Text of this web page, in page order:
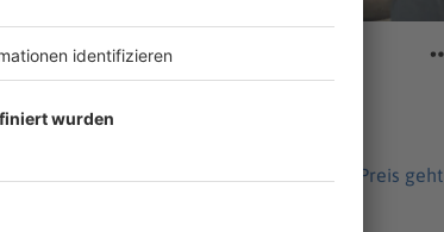
Wiedenhofer erhält
Fanny Mendelssohn
Der Fanny Mendelssohn Preis geht